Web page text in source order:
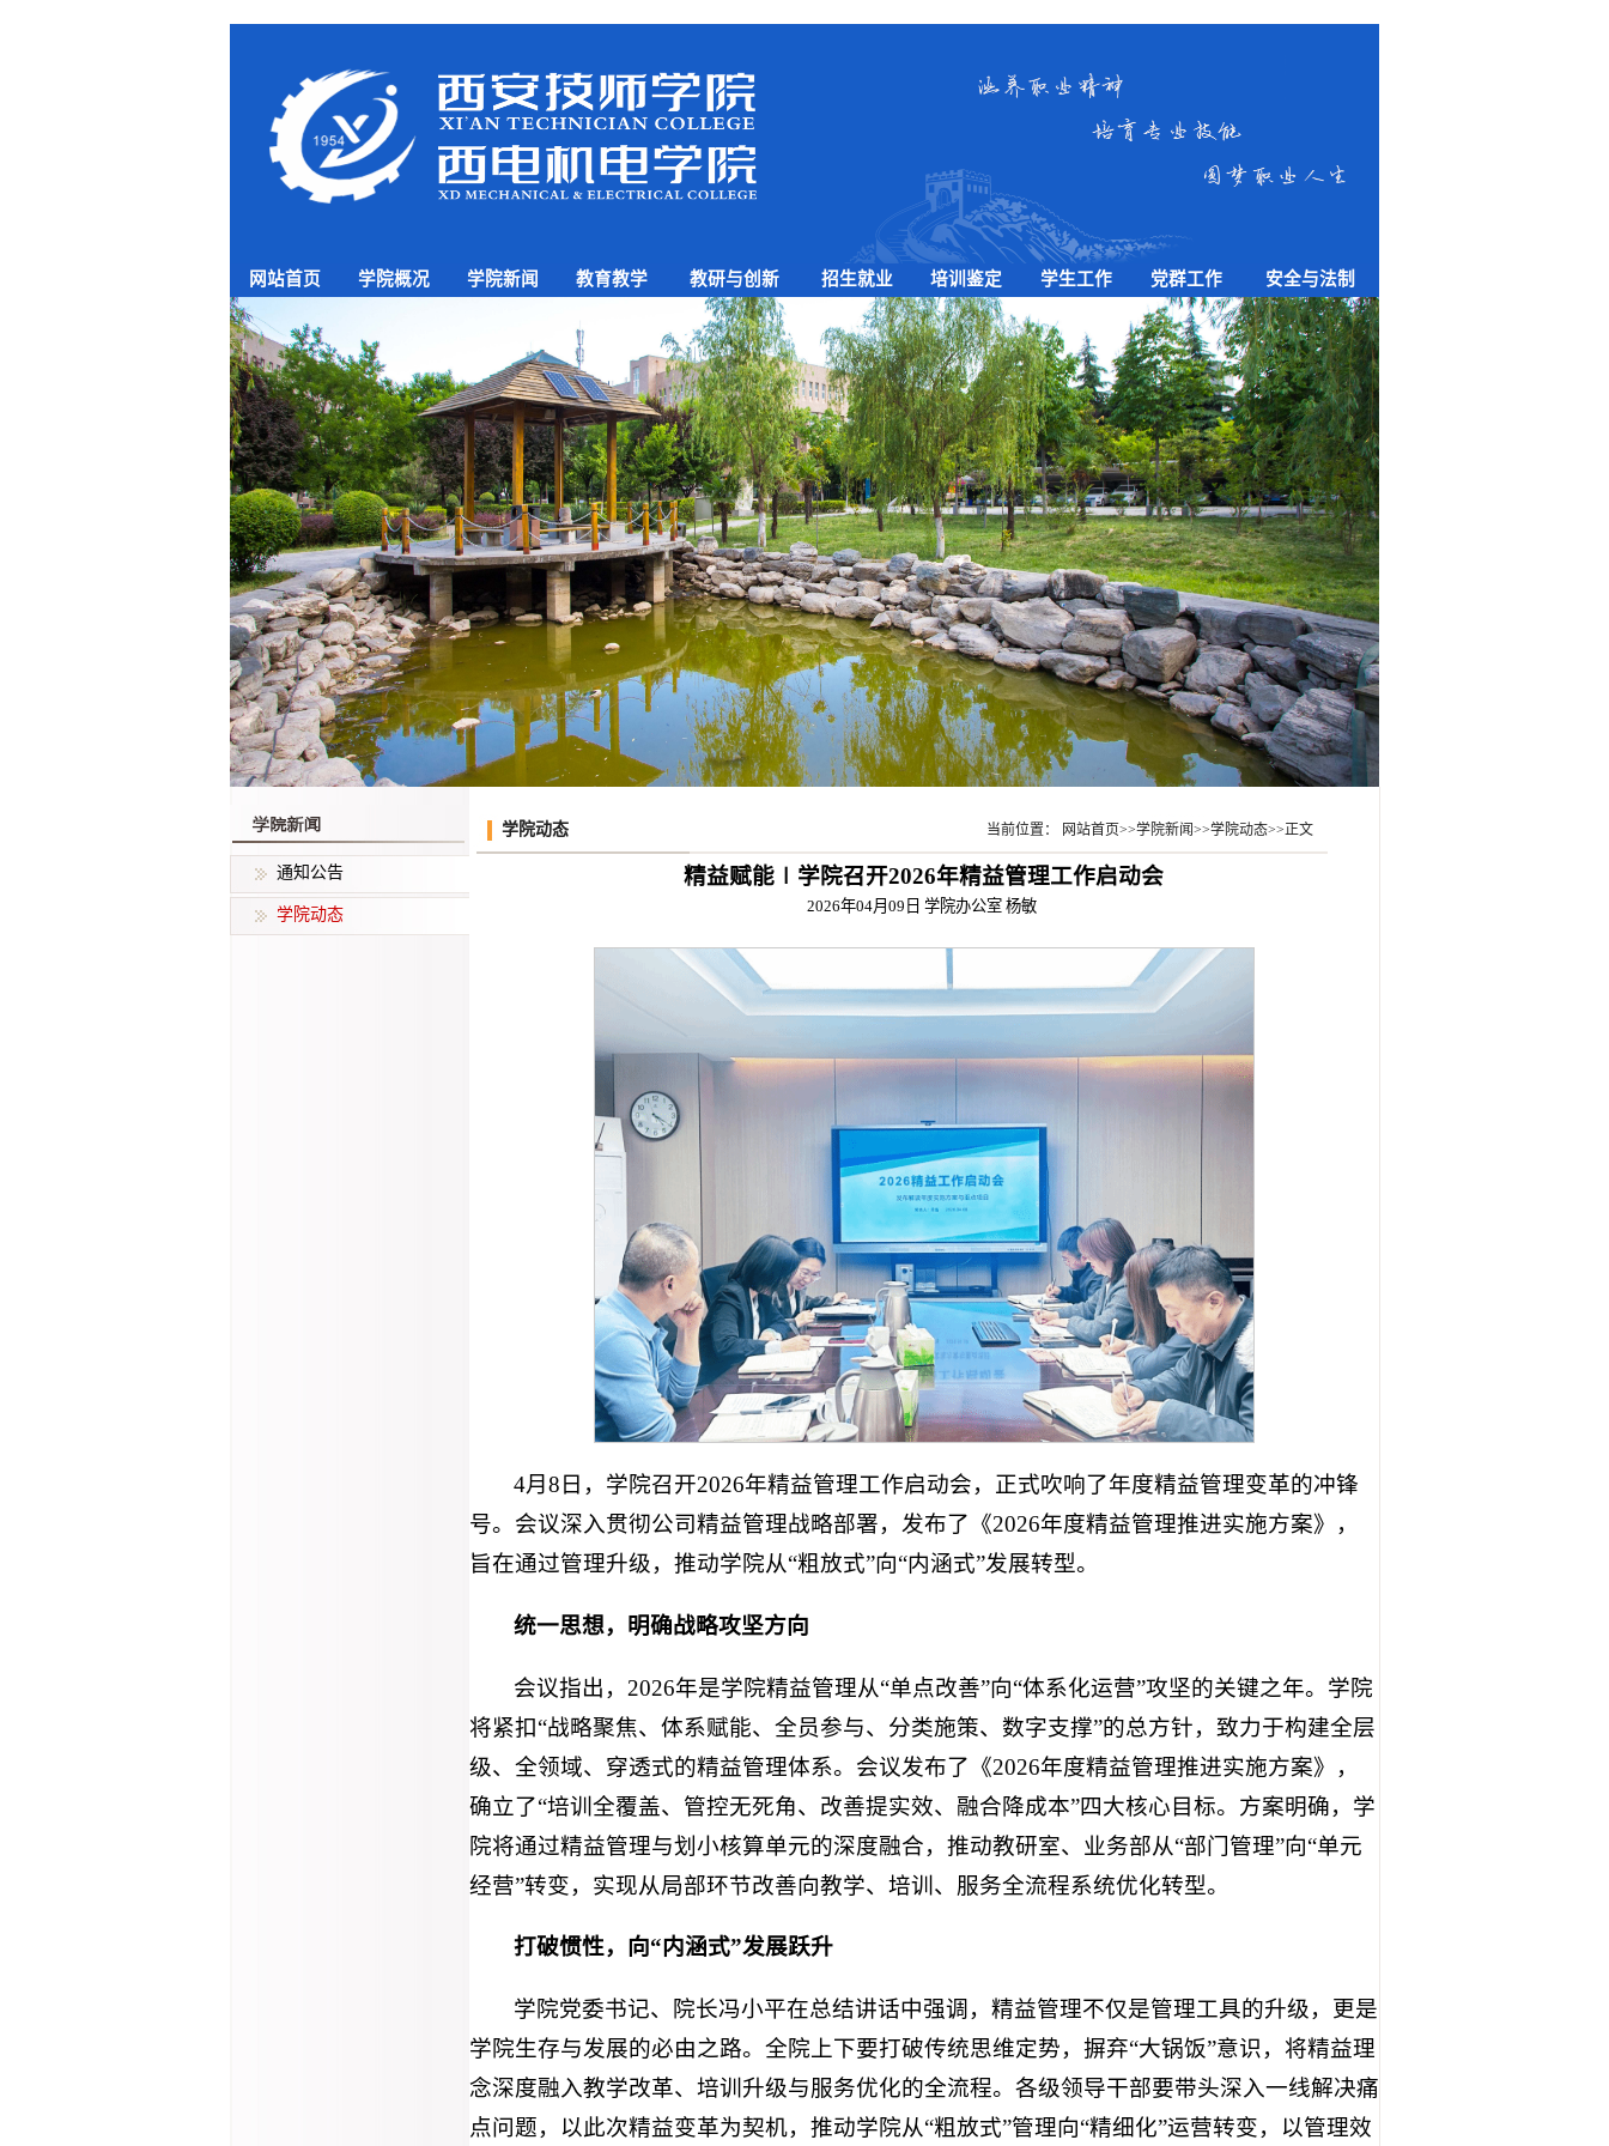
网站首页 学院概况 学院新闻 教育教学 教研与创新 招生就业 培训鉴定 学生工作 党群工作 安全与法制
通知公告
学院动态
学院动态 当前位置： 网站首页>>学院新闻>>学院动态>>正文
精益赋能∣学院召开2026年精益管理工作启动会
2026年04月09日 学院办公室 杨敏
4月8日，学院召开2026年精益管理工作启动会，正式吹响了年度精益管理变革的冲锋
号。会议深入贯彻公司精益管理战略部署，发布了《2026年度精益管理推进实施方案》，
旨在通过管理升级，推动学院从“粗放式”向“内涵式”发展转型。
统一思想，明确战略攻坚方向
会议指出，2026年是学院精益管理从“单点改善”向“体系化运营”攻坚的关键之年。学院
将紧扣“战略聚焦、体系赋能、全员参与、分类施策、数字支撑”的总方针，致力于构建全层
级、全领域、穿透式的精益管理体系。会议发布了《2026年度精益管理推进实施方案》，
确立了“培训全覆盖、管控无死角、改善提实效、融合降成本”四大核心目标。方案明确，学
院将通过精益管理与划小核算单元的深度融合，推动教研室、业务部从“部门管理”向“单元
经营”转变，实现从局部环节改善向教学、培训、服务全流程系统优化转型。
打破惯性，向“内涵式”发展跃升
学院党委书记、院长冯小平在总结讲话中强调，精益管理不仅是管理工具的升级，更是
学院生存与发展的必由之路。全院上下要打破传统思维定势，摒弃“大锅饭”意识，将精益理
念深度融入教学改革、培训升级与服务优化的全流程。各级领导干部要带头深入一线解决痛
点问题，以此次精益变革为契机，推动学院从“粗放式”管理向“精细化”运营转变，以管理效